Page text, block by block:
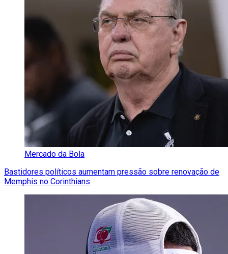
Mercado da Bola
Bastidores políticos aumentam pressão sobre renovação de
Memphis no Corinthians